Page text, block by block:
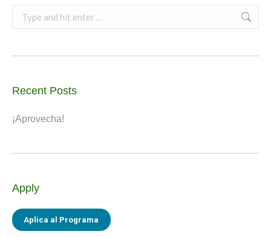
Search:
Recent Posts
¡Aprovecha!
Apply
Aplica al Programa